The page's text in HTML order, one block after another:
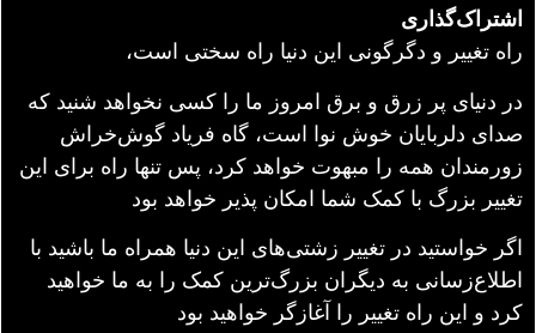
اشتراک‌گذاری
راه تغییر و دگرگونی این دنیا راه سختی است،
در دنیای پر زرق و برق امروز ما را کسی نخواهد شنید که
صدای دلربایان خوش نوا است، گاه فریاد گوش‌خراش
زورمندان همه را مبهوت خواهد کرد، پس تنها راه برای این
تغییر بزرگ با کمک شما امکان پذیر خواهد بود
اگر خواستید در تغییر زشتی‌های این دنیا همراه ما باشید با
اطلاع‌زسانی به دیگران بزرگ‌ترین کمک را به ما خواهید
کرد و این راه تغییر را آغازگر خواهید بود